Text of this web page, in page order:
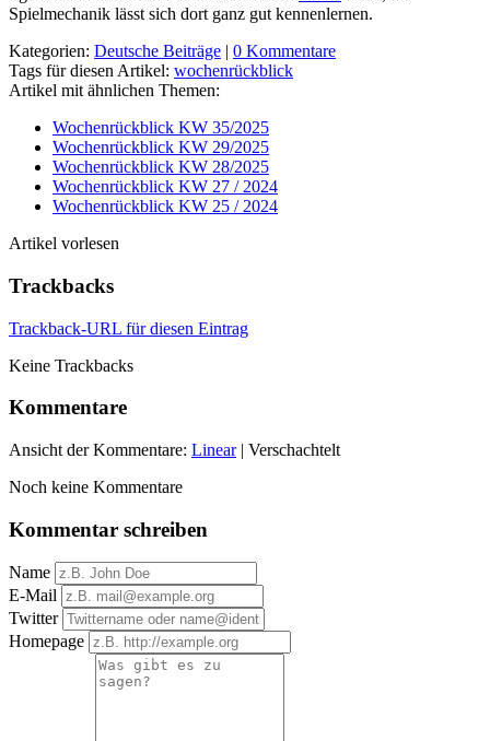
Spielmechanik lässt sich dort ganz gut kennenlernen.
Kategorien: Deutsche Beiträge | 0 Kommentare
Tags für diesen Artikel: wochenrückblick
Artikel mit ähnlichen Themen:
Wochenrückblick KW 35/2025
Wochenrückblick KW 29/2025
Wochenrückblick KW 28/2025
Wochenrückblick KW 27 / 2024
Wochenrückblick KW 25 / 2024
Artikel vorlesen
Trackbacks
Trackback-URL für diesen Eintrag
Keine Trackbacks
Kommentare
Ansicht der Kommentare: Linear| Verschachtelt
Noch keine Kommentare
Kommentar schreiben
Name
E-Mail
Twitter
Homepage